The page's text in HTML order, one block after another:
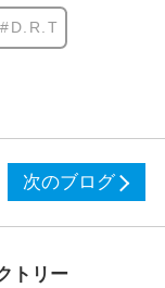
#D.R.T
次のブログ
トリー